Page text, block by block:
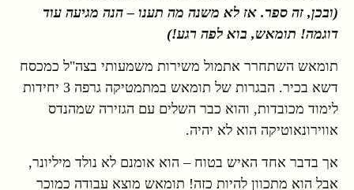
(ובכן, זה ספר. אז לא משנה מה תענו – הנה מגיעה עוד
דוגמה! תומאש, בוא לפה רגע!)
תומאש השתחרר אתמול משירות משמעותי בצה"ל כמכסח
דשא בכיר. הבגרות של תומאש במתמטיקה גרפה 3 יחידות
לימוד מכובדות, והוא כבר השלים עם הגזירה שמהנדס
אווירונאוטיקה הוא לא יהיה.
אך בדבר אחד האיש בטוח – הוא אומנם לא נולד מיליונר,
אבל הוא מתכוון להיות כזה! תומאש מוצא עבודה כמוכר